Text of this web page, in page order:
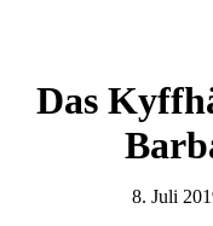
Das
8. Juli